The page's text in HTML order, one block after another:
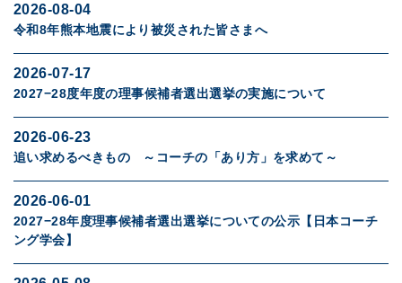
2026-08-04
令和8年熊本地震により被災された皆さまへ
2026-07-17
2027−28度年度の理事候補者選出選挙の実施について
2026-06-23
追い求めるべきもの ～コーチの「あり方」を求めて～
2026-06-01
2027−28年度理事候補者選出選挙についての公示【日本コーチ
ング学会】